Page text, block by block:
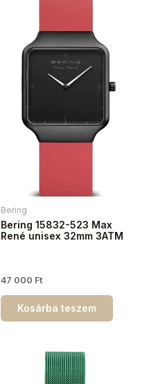
Bering
Bering 15832-523 Max
René unisex 32mm 3ATM
47 000 Ft
Kosárba teszem